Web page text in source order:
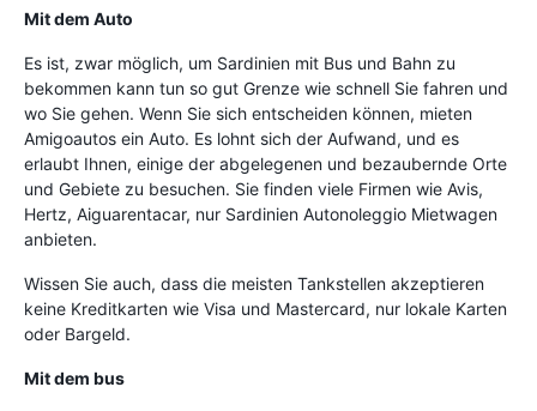
Mit dem Auto
Es ist, zwar möglich, um Sardinien mit Bus und Bahn zu
bekommen kann tun so gut Grenze wie schnell Sie fahren und
wo Sie gehen. Wenn Sie sich entscheiden können, mieten
Amigoautos ein Auto. Es lohnt sich der Aufwand, und es
erlaubt Ihnen, einige der abgelegenen und bezaubernde Orte
und Gebiete zu besuchen. Sie finden viele Firmen wie Avis,
Hertz, Aiguarentacar, nur Sardinien Autonoleggio Mietwagen
anbieten.
Wissen Sie auch, dass die meisten Tankstellen akzeptieren
keine Kreditkarten wie Visa und Mastercard, nur lokale Karten
oder Bargeld.
Mit dem bus